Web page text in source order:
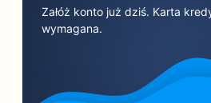
Załóż konto już dziś. Karta
wymagana.